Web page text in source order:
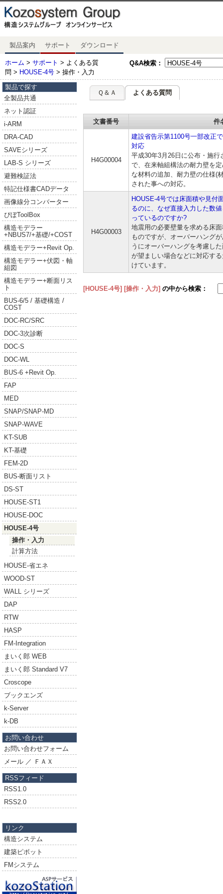
製品案内 サポート ダウンロード
Q&A検索：
ホーム > サポート > よくある質
問 > HOUSE-4号 > 操作・入力
製品で探す
全製品共通
ネット認証
i-ARM
DRA-CAD
SAVEシリーズ
LAB-S シリーズ
避難検証法
特記仕様書CADデータ
画像線分コンバーター
ぴぼToolBox
構造モデラー
+NBUS7/+基礎/+COST
構造モデラー+Revit Op.
構造モデラー+伏図・軸
組図
構造モデラー+断面リス
ト
BUS-6/5 / 基礎構造 /
COST
DOC-RC/SRC
DOC-3次診断
DOC-S
DOC-WL
BUS-6 +Revit Op.
FAP
MED
SNAP/SNAP-MD
SNAP-WAVE
KT-SUB
KT-基礎
FEM-2D
BUS-断面リスト
DS-ST
HOUSE-ST1
HOUSE-DOC
HOUSE-4号
操作・入力
計算方法
HOUSE-省エネ
WOOD-ST
WALL シリーズ
DAP
RTW
HASP
FM-Integration
まいく郎 WEB
まいく郎 Standard V7
Croscope
ブックエンズ
k-Server
k-DB
お問い合わせ
お問い合わせフォーム
メール ／ ＦＡＸ
RSSフィード
RSS1.0
RSS2.0
リンク
構造システム
建築ピボット
FMシステム
Ｑ＆Ａ よくある質問
文書番号 件
H4G00004
建設省告示第1100号一部改正
対応
平成30年3月26日に公布・施
で、在来軸組構法の耐力壁を
な材料の追加、耐力壁の仕様(
された事への対応。
H4G00003
HOUSE-4号では床面積や見付
るのに、なぜ直接入力した数
っているのですか?
地震用の必要壁量を求める床
ものですが、オーバーハング
うにオーバーハングを考慮し
が望ましい場合などに対応す
けています。
[HOUSE-4号] [操作・入力] の中から検索：